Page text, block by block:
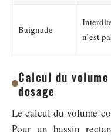
Baignade
n’est
Calcul du
dosage
Le calcul du volume
Pour un bassin